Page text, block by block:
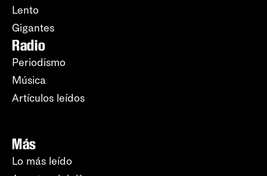
Lento
Gigantes
Radio
Periodismo
Música
Artículos leídos
Más
Lo más leído